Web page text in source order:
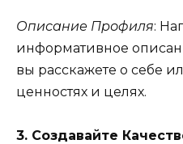
Описание Профиля:
информативное
вы расскажете о себе
ценностях и целях.
3. Создавайте